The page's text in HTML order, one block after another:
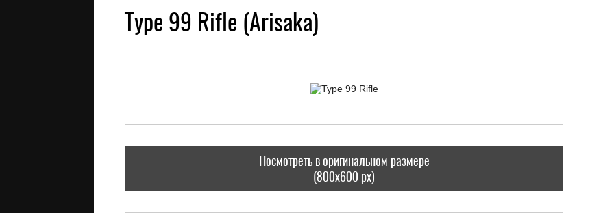
Type 99 Rifle (Arisaka)
Посмотреть в оригинальном размере
(800x600 px)